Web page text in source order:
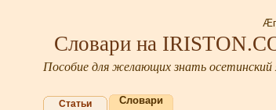
Словари на
Пособие для желающих знать осетинский
Статьи Словари